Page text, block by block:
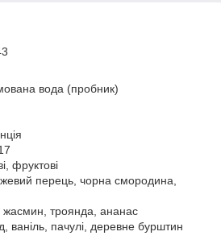
вода (пробник)
фруктові
перець, чорна смородина,
жасмин, троянда, ананас
ваніль, пачулі, деревне бурштин